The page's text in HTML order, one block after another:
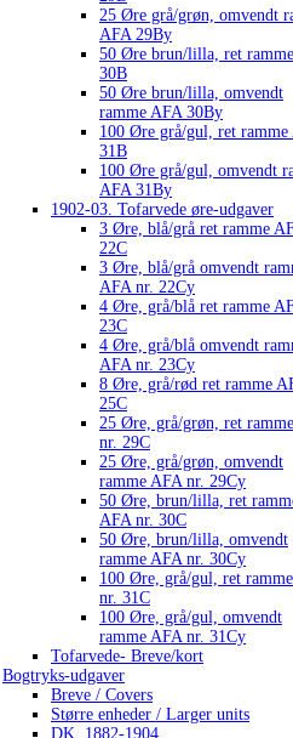
25 Øre grå/grøn, omvendt
AFA 29By
50 Øre brun/lilla, ret
30B
50 Øre brun/lilla, omvendt
ramme AFA 30By
100 Øre grå/gul, ret ramme
31B
100 Øre grå/gul, omvendt
AFA 31By
1902-03. Tofarvede øre-udgaver
3 Øre, blå/grå ret ramme
22C
3 Øre, blå/grå omvendt
AFA nr. 22Cy
4 Øre, grå/blå ret ramme
23C
4 Øre, grå/blå omvendt
AFA nr. 23Cy
8 Øre, grå/rød ret ramme
25C
25 Øre, grå/grøn, ret
nr. 29C
25 Øre, grå/grøn, omvendt
ramme AFA nr. 29Cy
50 Øre, brun/lilla, ret
AFA nr. 30C
50 Øre, brun/lilla, omvendt
ramme AFA nr. 30Cy
100 Øre, grå/gul, ret
nr. 31C
100 Øre, grå/gul, omvendt
ramme AFA nr. 31Cy
Tofarvede- Breve/kort
Bogtryks-udgaver
Breve / Covers
Større enheder / Larger units
DK. 1882-1904